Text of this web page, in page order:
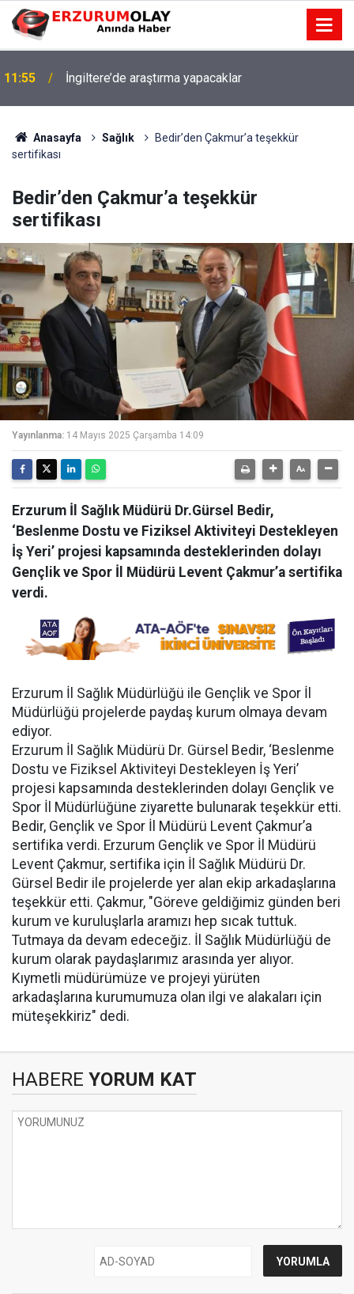
11:55 İngiltere’de araştırma yapacaklar
Anasayfa Sağlık
Bedir’den Çakmur’a teşekkür
sertifikası
Bedir’den Çakmur’a teşekkür
sertifikası
Yayınlanma: 14 Mayıs 2025 Çarşamba 14:09
Erzurum İl Sağlık Müdürü Dr.Gürsel Bedir,
‘Beslenme Dostu ve Fiziksel Aktiviteyi Destekleyen
İş Yeri’ projesi kapsamında desteklerinden dolayı
Gençlik ve Spor İl Müdürü Levent Çakmur’a sertifika
verdi.
Erzurum İl Sağlık Müdürlüğü ile Gençlik ve Spor İl
Müdürlüğü projelerde paydaş kurum olmaya devam
ediyor.
Erzurum İl Sağlık Müdürü Dr. Gürsel Bedir, ‘Beslenme
Dostu ve Fiziksel Aktiviteyi Destekleyen İş Yeri’
projesi kapsamında desteklerinden dolayı Gençlik ve
Spor İl Müdürlüğüne ziyarette bulunarak teşekkür etti.
Bedir, Gençlik ve Spor İl Müdürü Levent Çakmur’a
sertifika verdi. Erzurum Gençlik ve Spor İl Müdürü
Levent Çakmur, sertifika için İl Sağlık Müdürü Dr.
Gürsel Bedir ile projelerde yer alan ekip arkadaşlarına
teşekkür etti. Çakmur, "Göreve geldiğimiz günden beri
kurum ve kuruluşlarla aramızı hep sıcak tuttuk.
Tutmaya da devam edeceğiz. İl Sağlık Müdürlüğü de
kurum olarak paydaşlarımız arasında yer alıyor.
Kıymetli müdürümüze ve projeyi yürüten
arkadaşlarına kurumumuza olan ilgi ve alakaları için
müteşekkiriz" dedi.
HABERE YORUM KAT